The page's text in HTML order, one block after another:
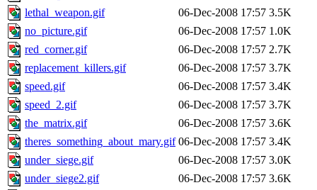
lethal_weapon.gif
06-Dec-2008 17:57 3.5K
no_picture.gif
06-Dec-2008 17:57 1.0K
red_corner.gif
06-Dec-2008 17:57 2.7K
replacement_killers.gif
06-Dec-2008 17:57 3.7K
speed.gif
06-Dec-2008 17:57 3.4K
speed_2.gif
06-Dec-2008 17:57 3.7K
the_matrix.gif
06-Dec-2008 17:57 3.6K
theres_something_about_mary.gif 06-Dec-2008 17:57 3.4K
under_siege.gif
06-Dec-2008 17:57 3.0K
under_siege2.gif
06-Dec-2008 17:57 3.6K